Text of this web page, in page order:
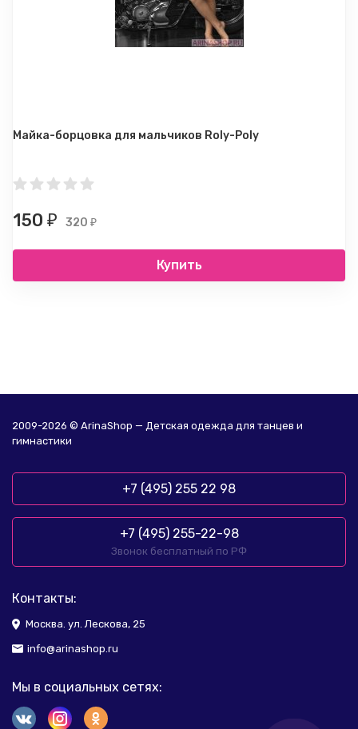
Майка-борцовка для мальчиков Roly-Poly
150 ₽ 320 ₽
Купить
2009-2026 © ArinaShop — Детская одежда для танцев и
гимнастики
+7 (495) 255 22 98
+7 (495) 255-22-98
Звонок бесплатный по РФ
Контакты:
Москва. ул. Лескова, 25
info@arinashop.ru
Мы в социальных сетях: